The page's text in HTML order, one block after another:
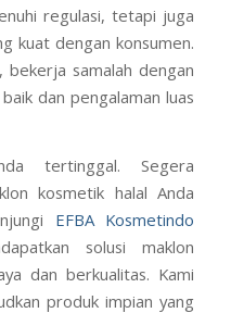
regulasi, tetapi juga
kuat dengan konsumen.
bekerja samalah dengan
dan pengalaman luas
tertinggal. Segera
kosmetik halal Anda
EFBA Kosmetindo
solusi maklon
dan berkualitas. Kami
produk impian yang